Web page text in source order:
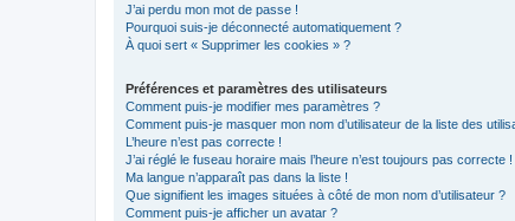
J’ai perdu mon mot de passe !
Pourquoi suis-je déconnecté automatiquement ?
À quoi sert « Supprimer les cookies » ?
Préférences et paramètres des utilisateurs
Comment puis-je modifier mes paramètres ?
Comment puis-je masquer mon nom d’utilisateur de la liste des
L’heure n’est pas correcte !
J’ai réglé le fuseau horaire mais l’heure n’est toujours pas correcte !
Ma langue n’apparaît pas dans la liste !
Que signifient les images situées à côté de mon nom d’utilisateur ?
Comment puis-je afficher un avatar ?